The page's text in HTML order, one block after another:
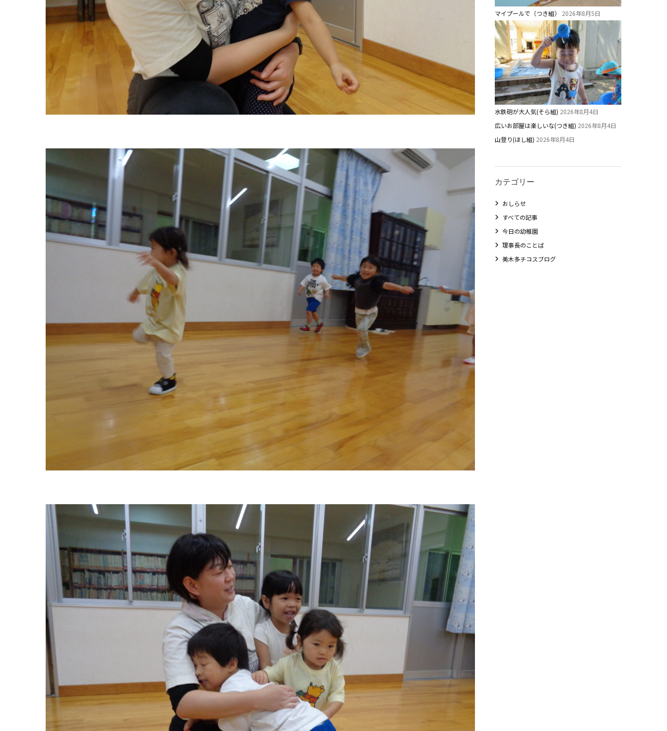
マイプールで（つき組） 2026年8月5日
水鉄砲が大人気(そら組) 2026年8月4日
広いお部屋は楽しいな(つき組) 2026年8月4日
山登り(ほし組) 2026年8月4日
カテゴリー
おしらせ
すべての記事
今日の幼稚園
理事長のことば
美木多チコスブログ
今日の幼稚園 園児募集要項
教職員募集
園舎案内
理事長のことば
教育と保育
美⽊多幼稚園の理想
園の1⽇
預かり保育［ヒラソル ]
美⽊多チコス
美⽊多チコスについて
美⽊多チコスブログ
未就園児クラス
0歳親子登園［マカロンクラス ]
1歳・2歳親子登園［マリポサクラス ]
2歳児ひとり登園［ゆず組 ]
学校法⼈鴨⾕学園 鳳幼稚園
社会福祉法人野田福祉会